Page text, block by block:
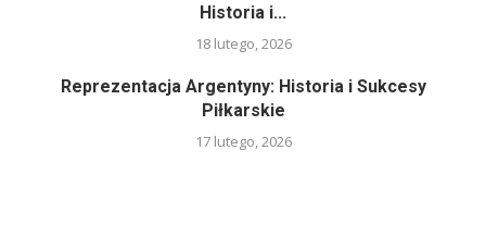
Historia i...
18 lutego, 2026
Reprezentacja Argentyny: Historia i Sukcesy
Piłkarskie
17 lutego, 2026